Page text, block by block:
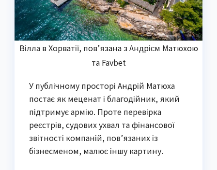
Вілла в Хорватії, пов’язана з Андрієм Матюхою
та Favbet
У публічному просторі Андрій Матюха
постає як меценат і благодійник, який
підтримує армію. Проте перевірка
реєстрів, судових ухвал та фінансової
звітності компаній, пов’язаних із
бізнесменом, малює іншу картину.